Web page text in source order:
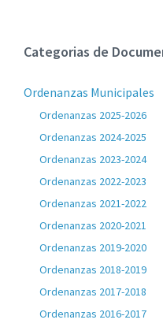
Categorias de
Ordenanzas Municipales
Ordenanzas 2025-2026
Ordenanzas 2024-2025
Ordenanzas 2023-2024
Ordenanzas 2022-2023
Ordenanzas 2021-2022
Ordenanzas 2020-2021
Ordenanzas 2019-2020
Ordenanzas 2018-2019
Ordenanzas 2017-2018
Ordenanzas 2016-2017